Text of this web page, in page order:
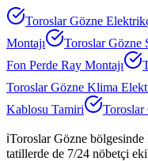
Toroslar Gözne
Montajı
Toroslar Gözne
Fon Perde Ray Montajı
Toroslar Gözne Klima
Kablosu Tamiri
Toroslar
ℹ️Toroslar Gözne bölgesinde
tatillerde de 7/24 nöbetçi